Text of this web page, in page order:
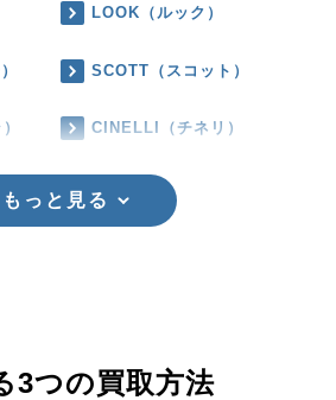
LOOK（ルック）
SCOTT（スコット）
CINELLI（チネリ）
もっと見る
3つの買取方法